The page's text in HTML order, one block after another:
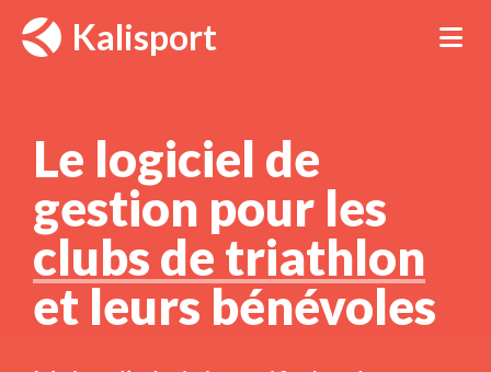
Kalisport
Le logiciel de
gestion pour les
clubs de triathlon
et leurs bénévoles